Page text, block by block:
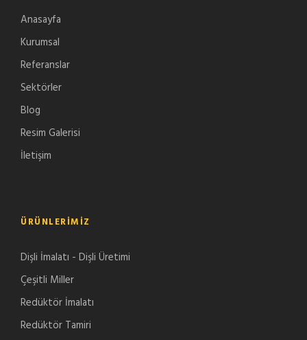
Anasayfa
Kurumsal
Referanslar
Sektörler
Blog
Resim Galerisi
İletişim
ÜRÜNLERIMIZ
Dişli İmalatı - Dişli Üretimi
Çeşitli Miller
Redüktör İmalatı
Redüktör Tamiri